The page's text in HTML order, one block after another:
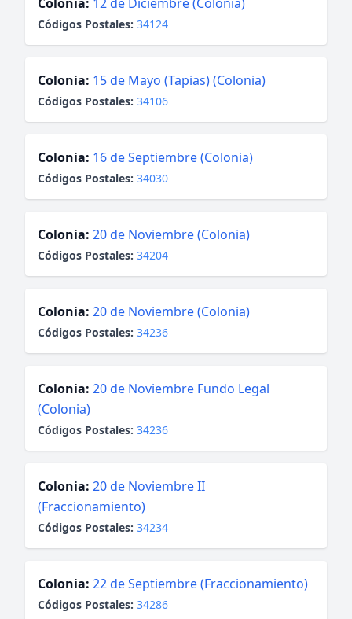
Códigos Postales: 34124
Colonia: 15 de Mayo (Tapias) (Colonia)
Códigos Postales: 34106
Colonia: 16 de Septiembre (Colonia)
Códigos Postales: 34030
Colonia: 20 de Noviembre (Colonia)
Códigos Postales: 34204
Colonia: 20 de Noviembre (Colonia)
Códigos Postales: 34236
Colonia: 20 de Noviembre Fundo Legal
(Colonia)
Códigos Postales: 34236
Colonia: 20 de Noviembre II
(Fraccionamiento)
Códigos Postales: 34234
Colonia: 22 de Septiembre (Fraccionamiento)
Códigos Postales: 34286